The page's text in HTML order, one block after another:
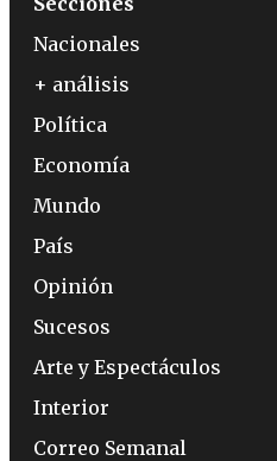
Nacionales
+ análisis
Política
Economía
Mundo
País
Opinión
Sucesos
Arte y Espectáculos
Interior
Correo Semanal